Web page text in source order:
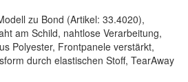
zu Bond (Artikel: 33.4020),
am Schild, nahtlose Verarbeitung,
Polyester, Frontpanele verstärkt,
durch elastischen Stoff, TearAway